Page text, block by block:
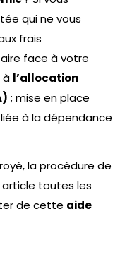
qui ne vous
frais
face à votre
à l’allocation
; mise en place
liée à la dépendance
la procédure de
toutes les
de cette aide